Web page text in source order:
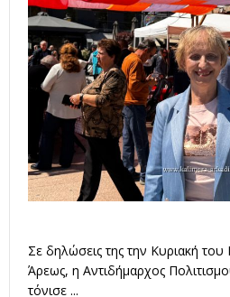
Σε δηλώσεις της την Κυριακή
Άρεως, η Αντιδήμαρχος
τόνισε ...